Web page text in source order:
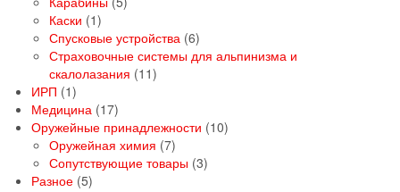
Каски 11
товар
Спусковые устройства 66
товаров
Страховочные системы для альпинизма и
скалолазания 1111
ИРП 11
товар
Медицина 1717
товаров
Оружейные принадлежности 1010
Оружейная химия 77
товаров
Сопутствующие товары 33
Разное 55